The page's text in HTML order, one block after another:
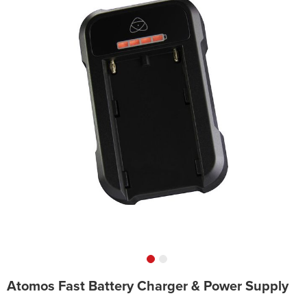
Atomos Fast Battery Charger & Power Supply
to